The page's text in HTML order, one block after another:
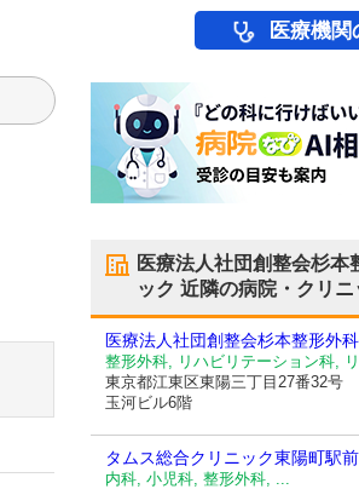
医療機関
医療法人社団創整会杉本
ック 近隣の病院・クリニ
医療法人社団創整会杉本整形外
整形外科, リハビリテーション科,
東京都江東区東陽三丁目27番32号
玉河ビル6階
タムス総合クリニック東陽町駅前
内科, 小児科, 整形外科, ...